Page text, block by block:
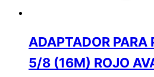
ADAPTADOR PARA
5/8 (16M) ROJO